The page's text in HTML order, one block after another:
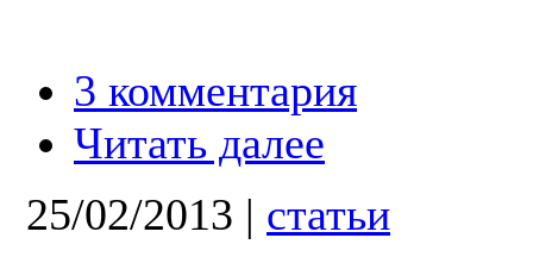
3 комментария
Читать далее
25/02/2013 | статьи